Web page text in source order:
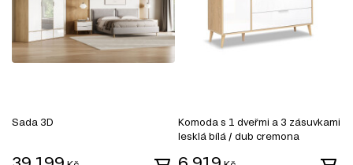
Sada 3D
Komoda s 1 dveřmi a 3 zásuvkami
lesklá bílá / dub cremona